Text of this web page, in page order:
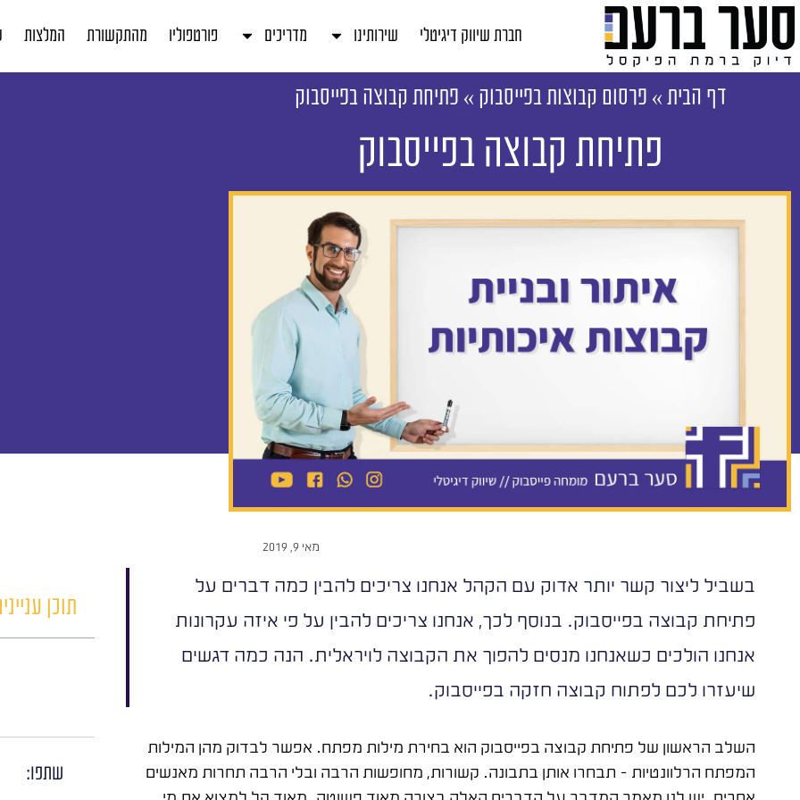
חברת שיווק דיגיטלי שירותינו מדריכים פורטפוליו מהתקשורת המלצות
דף הבית » פרסום קבוצות בפייסבוק » פתיחת קבוצה בפייסבוק
פתיחת קבוצה בפייסבוק
מאי 9, 2019
בשביל ליצור קשר יותר אדוק עם הקהל אנחנו צריכים להבין כמה דברים על
פתיחת קבוצה בפייסבוק. בנוסף לכך, אנחנו צריכים להבין על פי איזה עקרונות
אנחנו הולכים כשאנחנו מנסים להפוך את הקבוצה לויראלית. הנה כמה דגשים
שיעזרו לכם לפתוח קבוצה חזקה בפייסבוק.
השלב הראשון של פתיחת קבוצה בפייסבוק הוא בחירת מילות מפתח. אפשר לבדוק מהן המילות
המפתח הרלוונטיות – תבחרו אותן בתבונה. קשורות, מחופשות הרבה ובלי הרבה תחרות מאנשים
תוכן
שתפו: